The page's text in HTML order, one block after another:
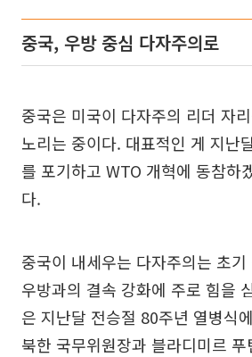
중국, 우방 중심 다자주의로
중국은 미국이 다자주의 리더 자
노리는 중이다. 대표적인 게 지난
를 포기하고 WTO 개혁에 동참하
다.
중국이 내세우는 다자주의는 초
우방과의 결속 강화에 주로 힘을
은 지난달 전승절 80주년 열병식
북한 국무위원장과 블라디미르